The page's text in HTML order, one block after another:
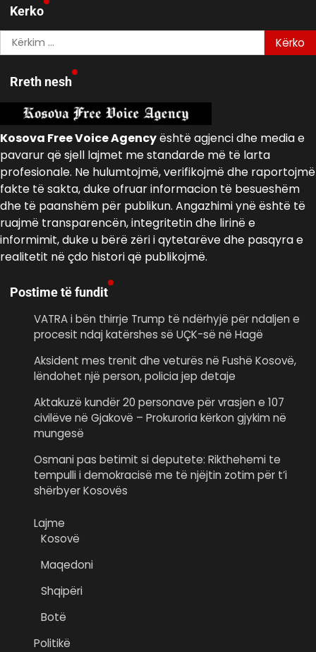
Kerko
Kërko
për:
Rreth nesh
Kosova Free Voice Agencyështë agjenci dhe media e
pavarur që sjell lajmet me standarde më të larta
profesionale. Ne hulumtojmë, verifikojmë dhe raportojmë
fakte të sakta, duke ofruar informacion të besueshëm
dhe të paanshëm për publikun. Angazhimi ynë është të
ruajmë transparencën, integritetin dhe lirinë e
informimit, duke u bërë zëri i qytetarëve dhe pasqyra e
realitetit në çdo histori që publikojmë.
Postime të fundit
VATRA i bën thirrje Trump të ndërhyjë për ndaljen e
procesit ndaj katërshes së UÇK-së në Hagë
Aksident mes trenit dhe veturës në Fushë Kosovë,
lëndohet një person, policia jep detaje
Aktakuzë kundër 20 personave për vrasjen e 107
civilëve në Gjakovë – Prokuroria kërkon gjykim në
mungesë
Osmani pas betimit si deputete: Rikthehemi te
tempulli i demokracisë me të njëjtin zotim për t’i
shërbyer Kosovës
Lajme
Kosovë
Maqedoni
Shqipëri
Botë
Politikë